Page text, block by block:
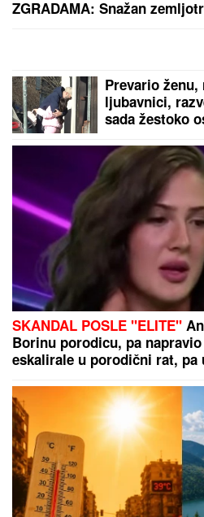
"Odlučio je da
Otkrivena
u Humskoj
Istorijska
Mora da plati
zbog dece